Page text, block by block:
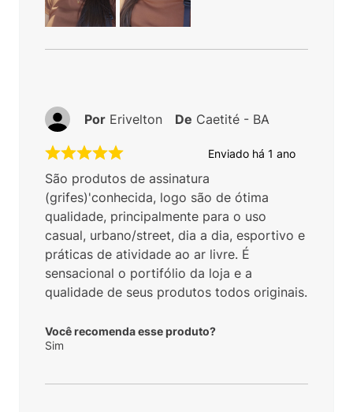
Enviado há 1 ano
São produtos de assinatura
(grifes)'conhecida, logo são de ótima
qualidade, principalmente para o uso
casual, urbano/street, dia a dia, esportivo e
práticas de atividade ao ar livre. É
sensacional o portifólio da loja e a
qualidade de seus produtos todos originais.
Você recomenda esse produto?
Sim
Por Erivelton De Caetité - BA